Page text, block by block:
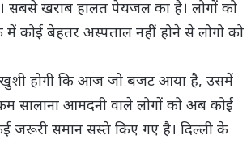
सबसे खराब हालत पेयजल का है। लोगों को
कोई बेहतर अस्पताल नहीं होने से लोगो को
खुशी होगी कि आज जो बजट आया है, उसमें
सालाना आमदनी वाले लोगों को अब कोई
जरूरी समान सस्ते किए गए है। दिल्ली के